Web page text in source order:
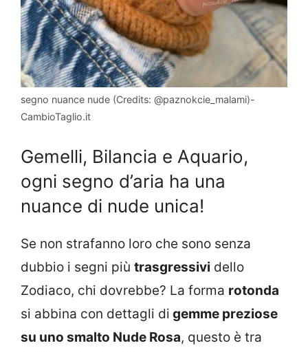
segno nuance nude (Credits: @paznokcie_malami)-
CambioTaglio.it
Gemelli, Bilancia e Aquario,
ogni segno d’aria ha una
nuance di nude unica!
Se non strafanno loro che sono senza
dubbio i segni più trasgressivi dello
Zodiaco, chi dovrebbe? La forma rotonda
si abbina con dettagli di gemme preziose
su uno smalto Nude Rosa, questo è tra